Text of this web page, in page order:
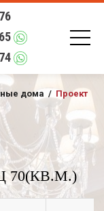
дома / Проект
70(КВ.М.)